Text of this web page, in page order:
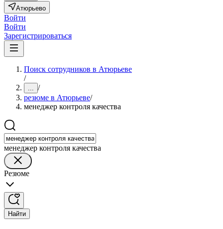
Атюрьево
Войти
Войти
Зарегистрироваться
Поиск сотрудников в Атюрьеве
/
... /
резюме в Атюрьеве/
менеджер контроля качества
менеджер контроля качества
Резюме
Найти